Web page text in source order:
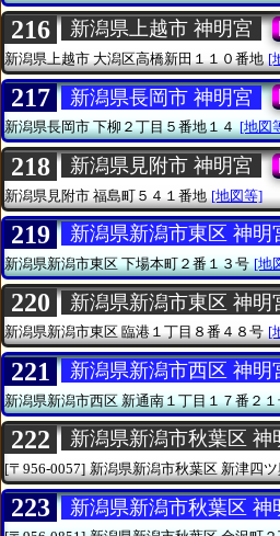
216 新潟県上越市 神明宮
新潟県上越市 大潟区高橋新田１１０番地 [
217 新潟県長岡市 神明宮
新潟県長岡市下柳２丁目５番地１４ [地図
218 新潟県見附市 神明宮
新潟県見附市 福島町５４１番地 [地図等]
219 新潟県新潟市東区 神明
新潟県新潟市東区下場本町２番１３号 [地
220 新潟県新潟市東区 神明
新潟県新潟市東区臨港１丁目８番４８号 [
221 新潟県新潟市西区 神明
新潟県新潟市西区新通南１丁目１７番２
222 新潟県新潟市秋葉区 神
[〒956-0057] 新潟県新潟市秋葉区 新津四
223 新潟県新潟市秋葉区 神